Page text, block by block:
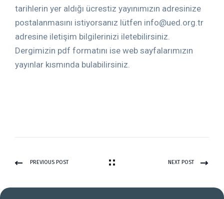
tarihlerin yer aldığı ücrestiz yayınımızın adresinize
postalanmasını istiyorsanız lütfen info@ued.org.tr
adresine iletişim bilgilerinizi iletebilirsiniz.
Dergimizin pdf formatını ise web sayfalarımızın
yayınlar kısmında bulabilirsiniz.
PREVIOUS POST NEXT POST